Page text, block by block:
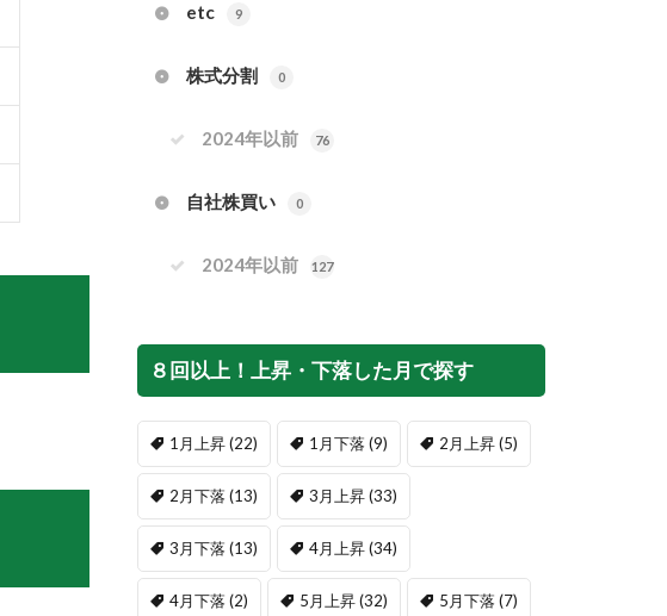
etc 9
株式分割 0
2024年以前 76
自社株買い 0
2024年以前 127
８回以上！上昇・下落した月で探す
1月上昇(22) 1月下落 (9) 2月上昇(5)
2月下落 (13) 3月上昇(33)
3月下落 (13) 4月上昇(34)
4月下落 (2) 5月上昇(32) 5月下落 (7)